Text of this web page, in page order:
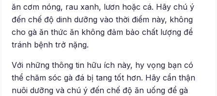
ăn cơm nóng, rau xanh, lươn hoặc cá. Hãy chú ý
đến chế độ dinh dưỡng vào thời điểm này, không
cho gà ăn thức ăn không đảm bảo chất lượng để
tránh bệnh trở nặng.
Với những thông tin hữu ích này, hy vọng bạn có
thể chăm sóc gà đá bị tang tốt hơn. Hãy cẩn thận
nuôi dưỡng và chú ý đến chế độ ăn uống để gà